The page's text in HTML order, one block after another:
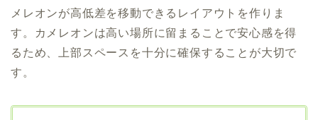
メレオンが高低差を移動できるレイアウトを作りま
す。カメレオンは高い場所に留まることで安心感を得
るため、上部スペースを十分に確保することが大切で
す。